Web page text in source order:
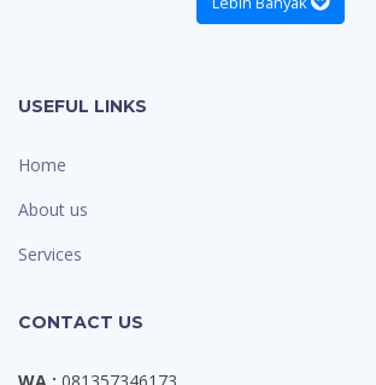
USEFUL LINKS
Home
About us
Services
CONTACT US